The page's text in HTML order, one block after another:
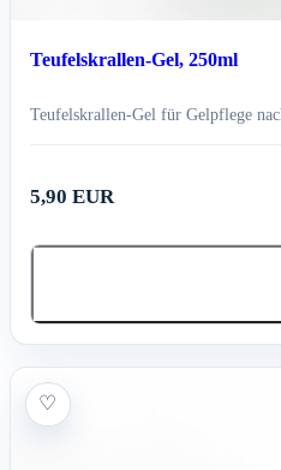
Teufelskrallen-Gel, 250ml
Teufelskrallen-Gel für Gelpflege
5,90 EUR
♡